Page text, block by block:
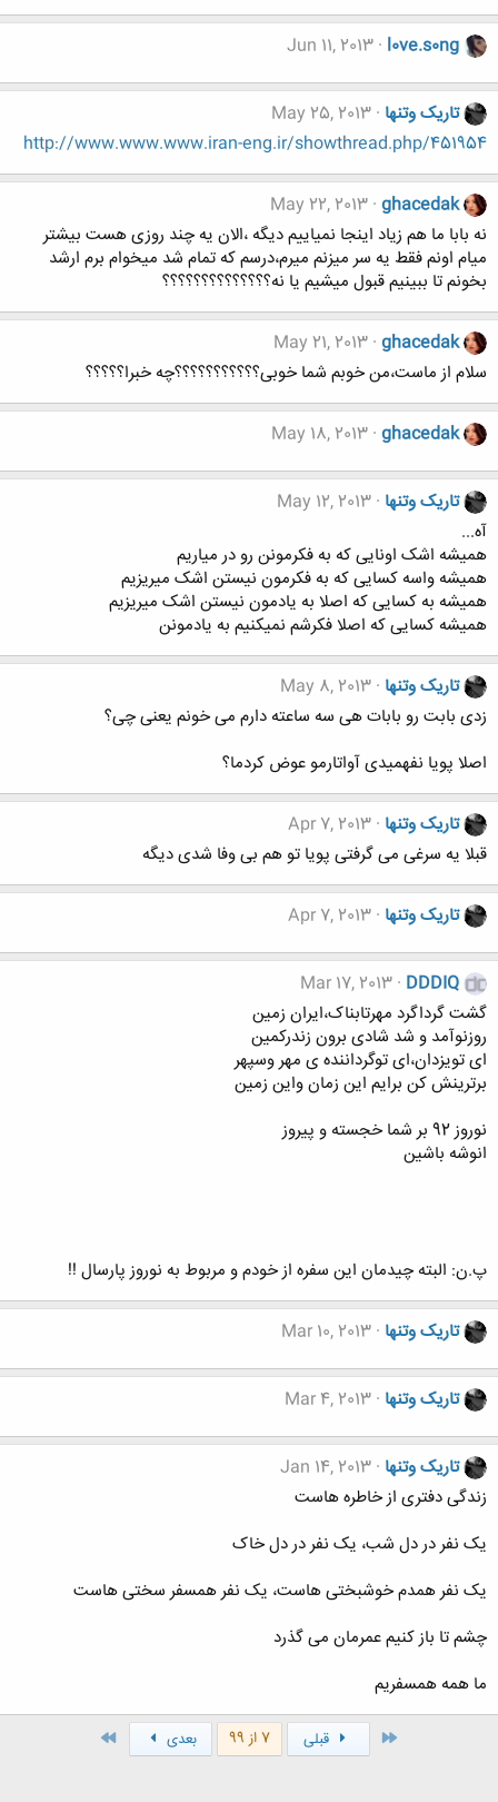
l0ve.s0ng
Jun 11, 2013
تاریک وتنها May 25, 2013
http://www.www.www.iran-eng.ir/showthread.php/451954
ghacedak
May 22, 2013
نه بابا ما هم زیاد اینجا نمیاییم دیگه ،الان یه چند روزی هست بیشتر
میام اونم فقط یه سر میزنم میرم،درسم که تمام شد میخوام برم ارشد
بخونم تا ببینیم قبول میشیم یا نه؟؟؟؟؟؟؟؟؟؟؟؟؟؟
ghacedak
May 21, 2013
سلام از ماست،من خوبم شما خوبی؟؟؟؟؟؟؟؟؟؟؟چه خبرا؟؟؟؟؟
ghacedak
May 18, 2013
تاریک وتنها May 12, 2013
آه...
همیشه اشک اونایی که به فکرمونن رو در میاریم
همیشه واسه کسایی که به فکرمون نیستن اشک میریزیم
همیشه به کسایی که اصلا به یادمون نیستن اشک میریزیم
همیشه کسایی که اصلا فکرشم نمیکنیم به یادمونن
تاریک وتنها May 8, 2013
زدی بابت رو بابات هی سه ساعته دارم می خونم یعنی چی؟
اصلا پویا نفهمیدی آواتارمو عوض کردما؟
تاریک وتنها Apr 7, 2013
قبلا یه سرغی می گرفتی پویا تو هم بی وفا شدی دیگه
تاریک وتنها Apr 7, 2013
DDDIQ
Mar 17, 2013
گشت گرداگرد مهرتابناک،ایران زمین
روزنوآمد و شد شادی برون زندرکمین
ای تویزدان،ای توگرداننده ی مهر وسپهر
برترینش کن برایم این زمان واین زمین
نوروز 92 بر شما خجسته و پیروز
انوشه باشین
پ.ن: البته چیدمان این سفره از خودم و مربوط به نوروز پارسال !!
تاریک وتنها Mar 10, 2013
تاریک وتنها Mar 4, 2013
تاریک وتنها Jan 14, 2013
زندگی دفتری از خاطره هاست
یک نفر در دل شب، یک نفر در دل خاک
یک نفر همدم خوشبختی هاست، یک نفر همسفر سختی هاست
چشم تا باز کنیم عمرمان می گذرد
ما همه همسفریم
اول قبلی 7 از 99 بعدی